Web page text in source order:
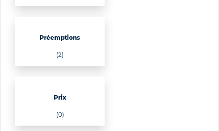
Préemptions
(2)
Prix
(0)